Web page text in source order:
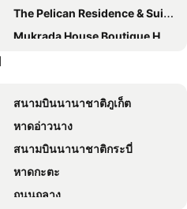
The Pelican Residence & Suites Krabi
Mukrada House Boutique Hometel Krabi
BJ Beachfront Hotel
Big Sun Residences By Iretreat
Artisan Koh Yao, handcraft beachfront villa
Tha Lane Bay Villas
Nankanok Bungalow
สนามบินนานาชาติภูเก็ต
หาดอ่าวนาง
สนามบินนานาชาติกระบี่
หาดกะตะ
ถนนถลาง